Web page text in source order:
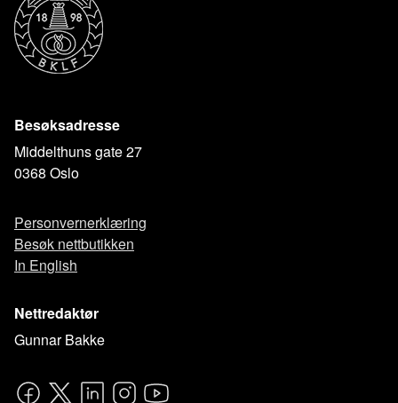
Besøksadresse
Middelthuns gate 27
0368 Oslo
Personvernerklæring
Besøk nettbutikken
In English
Nettredaktør
Gunnar Bakke